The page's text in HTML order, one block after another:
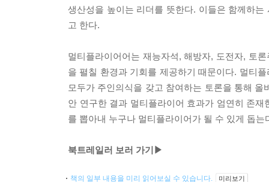
생산성을 높이는 리더를 뜻한다. 이들은 함께하
고 한다.
멀티플라이어어는 재능자석, 해방자, 도전자, 토
을 펼칠 환경과 기회를 제공하기 때문이다. 멀티
모두가 주인의식을 갖고 참여하는 토론을 통해
안 연구한 결과 멀티플라이어 효과가 엄연히 존
를 뽑아내 누구나 멀티플라이어가 될 수 있게 돕는
북트레일러 보러 가기▶
책의 일부 내용을 미리 읽어보실 수 있습니다. 미리보기